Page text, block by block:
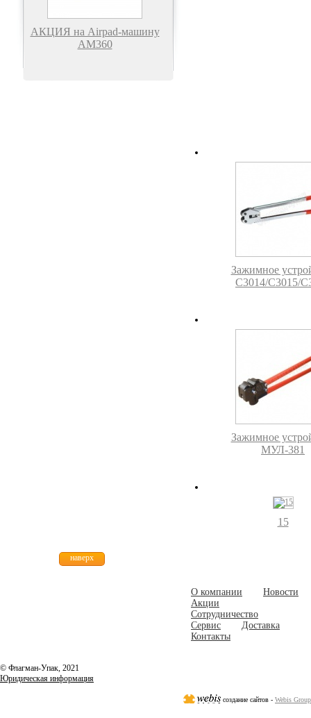
АКЦИЯ на Airpad-машину
АМ360
Зажимное
C3014/C3015/
Зажимное
МУЛ-381
15
О компании
Новости
Акции
Сотрудничество
Сервис
Доставка
Контакты
© Флагман-Упак, 2021
Юридическая информация
создание сайтов - Webis Group
наверх